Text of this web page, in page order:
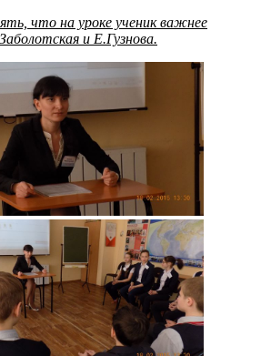
что на уроке ученик важнее
и Е.Гузнова.